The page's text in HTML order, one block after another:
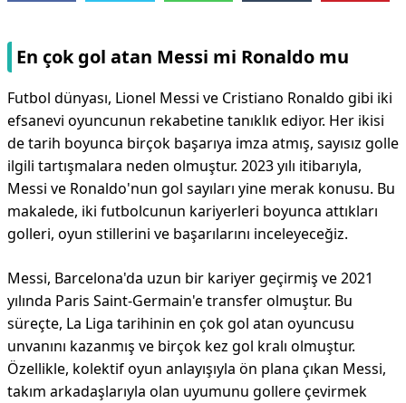
En çok gol atan Messi mi Ronaldo mu
Futbol dünyası, Lionel Messi ve Cristiano Ronaldo gibi iki
efsanevi oyuncunun rekabetine tanıklık ediyor. Her ikisi
de tarih boyunca birçok başarıya imza atmış, sayısız golle
ilgili tartışmalara neden olmuştur. 2023 yılı itibarıyla,
Messi ve Ronaldo'nun gol sayıları yine merak konusu. Bu
makalede, iki futbolcunun kariyerleri boyunca attıkları
golleri, oyun stillerini ve başarılarını inceleyeceğiz.
Messi, Barcelona'da uzun bir kariyer geçirmiş ve 2021
yılında Paris Saint-Germain'e transfer olmuştur. Bu
süreçte, La Liga tarihinin en çok gol atan oyuncusu
unvanını kazanmış ve birçok kez gol kralı olmuştur.
Özellikle, kolektif oyun anlayışıyla ön plana çıkan Messi,
takım arkadaşlarıyla olan uyumunu gollere çevirmek